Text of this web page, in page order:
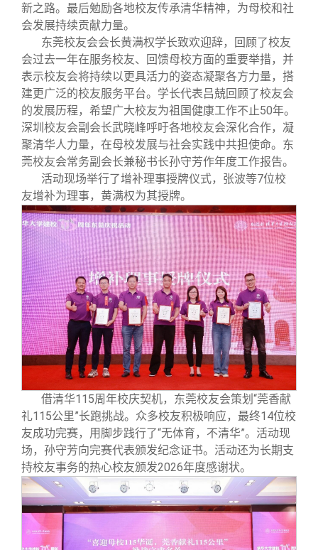
联系我们
新之路。最后勉励各地校友传承清华精神，为母校和社
会发展持续贡献力量。
东莞校友会会长黄满权学长致欢迎辞，回顾了校友
会过去一年在服务校友、回馈母校方面的重要举措，并
表示校友会将持续以更具活力的姿态凝聚各方力量，搭
建更广泛的校友服务平台。学长代表吕兢回顾了校友会
的发展历程，希望广大校友为祖国健康工作不止50年。
深圳校友会副会长武晓峰呼吁各地校友会深化合作，凝
聚清华人力量，在母校发展与社会实践中共担使命。东
莞校友会常务副会长兼秘书长孙守芳作年度工作报告。
活动现场举行了增补理事授牌仪式，张波等7位校
友增补为理事，黄满权为其授牌。
借清华115周年校庆契机，东莞校友会策划“莞香献
礼115公里”长跑挑战。众多校友积极响应，最终14位校
友成功完赛，用脚步践行了“无体育，不清华”。活动现
场，孙守芳向完赛代表颁发纪念证书。活动还为长期支
持校友事务的热心校友颁发2026年度感谢状。